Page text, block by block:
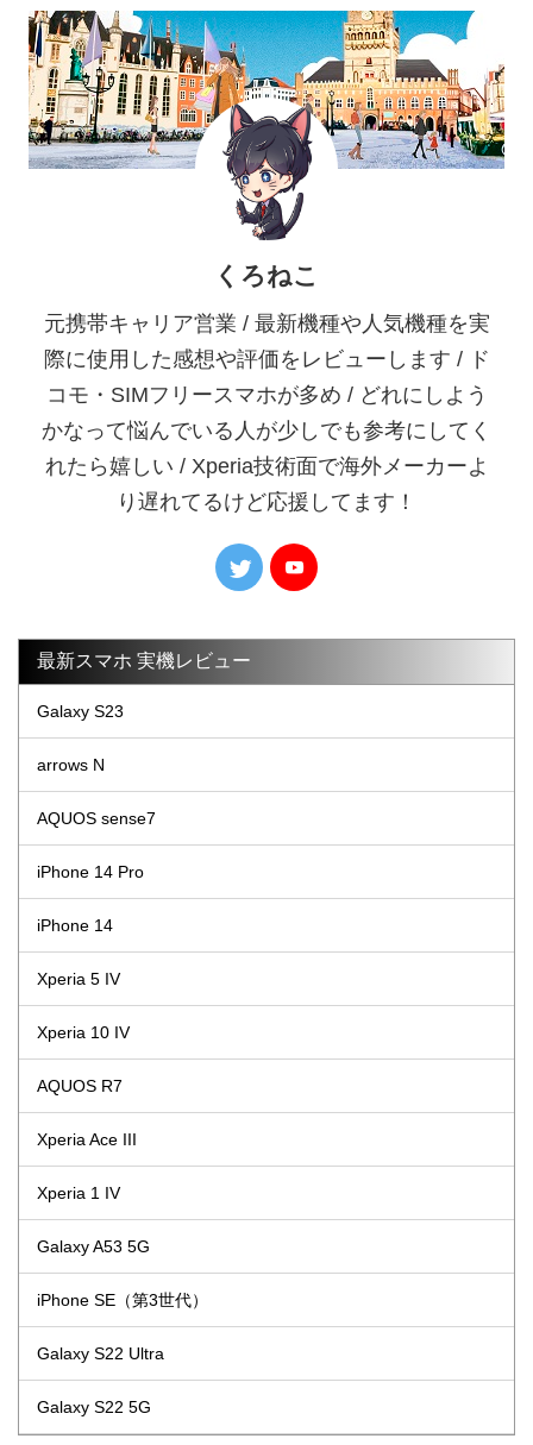
くろねこ
元携帯キャリア営業 / 最新機種や人気機種を実
際に使用した感想や評価をレビューします / ド
コモ・SIMフリースマホが多め / どれにしよう
かなって悩んでいる人が少しでも参考にしてく
れたら嬉しい / Xperia技術面で海外メーカーよ
り遅れてるけど応援してます！
最新スマホ 実機レビュー
Galaxy S23
arrows N
AQUOS sense7
iPhone 14 Pro
iPhone 14
Xperia 5 IV
Xperia 10 IV
AQUOS R7
Xperia Ace III
Xperia 1 IV
Galaxy A53 5G
iPhone SE（第3世代）
Galaxy S22 Ultra
Galaxy S22 5G